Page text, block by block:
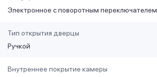
Электронное с поворотным переключателем
Тип открытия дверцы
Ручкой
Внутреннее покрытие камеры